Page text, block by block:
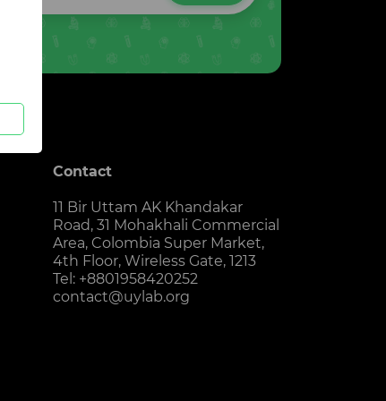
Contact
11 Bir Uttam AK Khandakar
Road, 31 Mohakhali Commercial
Area, Colombia Super Market,
4th Floor, Wireless Gate, 1213
Tel: +8801958420252
contact@uylab.org